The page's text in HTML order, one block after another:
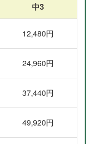
中3
12,480円
24,960円
37,440円
49,920円